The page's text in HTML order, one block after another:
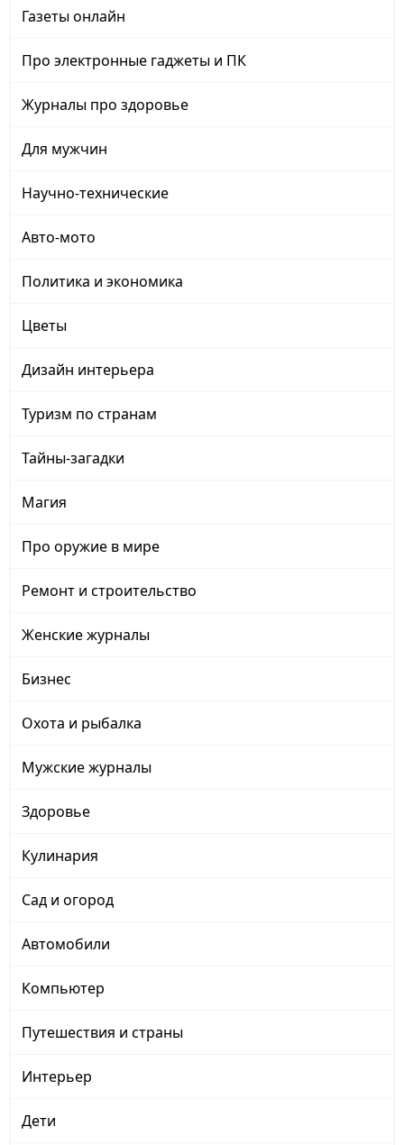
Газеты онлайн
Про электронные гаджеты и ПК
Журналы про здоровье
Для мужчин
Научно-технические
Авто-мото
Политика и экономика
Цветы
Дизайн интерьера
Туризм по странам
Тайны-загадки
Магия
Про оружие в мире
Ремонт и строительство
Женские журналы
Бизнес
Охота и рыбалка
Мужские журналы
Здоровье
Кулинария
Сад и огород
Автомобили
Компьютер
Путешествия и страны
Интерьер
Дети